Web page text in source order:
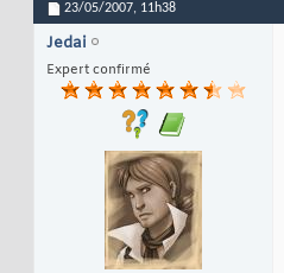
23/05/2007, 11h38
Jedai
Expert confirmé